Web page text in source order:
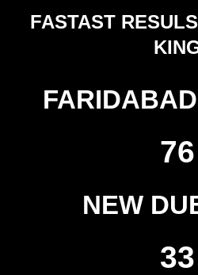
FASTAST
76
NEW
33